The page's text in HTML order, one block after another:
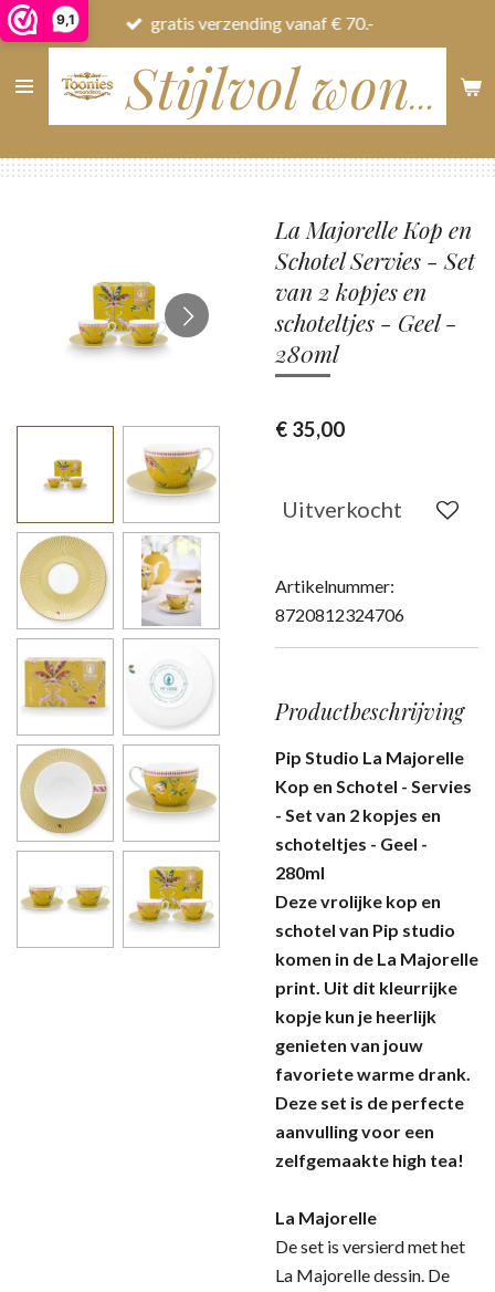
9,1
Ga
direct
naar
Stijlvol wonen
gratis verzending vanaf € 70.-
La Majorelle Kop en
Schotel Servies - Set
van 2 kopjes en
schoteltjes - Geel -
280ml
€ 35,00
Uitverkocht
Artikelnummer:
8720812324706
Productbeschrijving
Pip Studio La Majorelle
Kop en Schotel - Servies
- Set van 2 kopjes en
schoteltjes - Geel -
280ml
Deze vrolijke kop en
schotel van Pip studio
komen in de La Majorelle
print. Uit dit kleurrijke
kopje kun je heerlijk
genieten van jouw
favoriete warme drank.
Deze set is de perfecte
aanvulling voor een
zelfgemaakte high tea!
La Majorelle
De set is versierd met het
La Majorelle dessin. De